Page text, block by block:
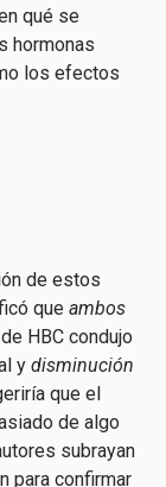
qué se
hormonas
los efectos
de estos
que ambos
HBC condujo
y disminución
que el
de algo
subrayan
para confirmar